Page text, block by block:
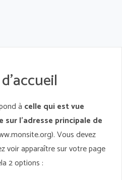
à celle qui est vue
l’adresse principale de
Vous devez
voir apparaître sur votre page
2 options :